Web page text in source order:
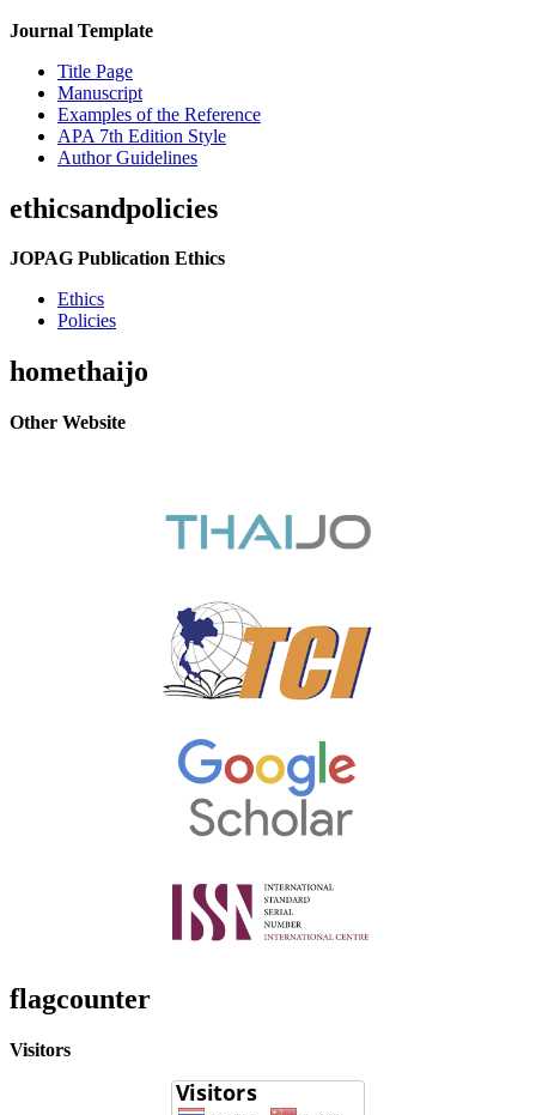
Journal Template
Title Page
Manuscript
Examples of the Reference
APA 7th Edition Style
Author Guidelines
ethicsandpolicies
JOPAG Publication Ethics
Ethics
Policies
homethaijo
Other Website
flagcounter
Visitors